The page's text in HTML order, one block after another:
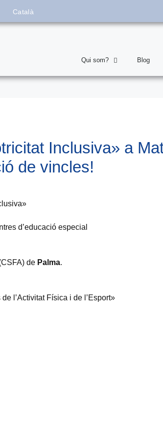
Català
Qui som? Blog
Inclusiva» a
de vincles!
d’educació especial
de Palma.
l’Activitat Física i de l’Esport»